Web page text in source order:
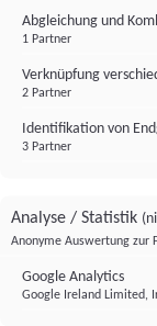
Abgleichung und
1 Partner
Verknüpfung
2 Partner
Identifikation von
3 Partner
Analyse / Statistik
Anonyme Auswertung zur
Google Analytics
Google Ireland Limited,